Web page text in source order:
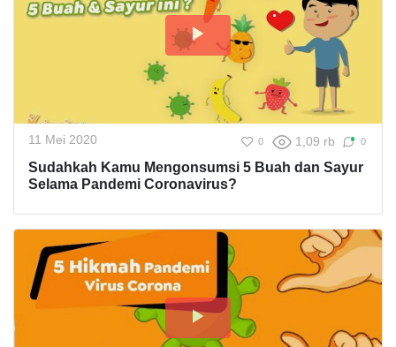
11 Mei 2020 0 1,09 rb 0
Sudahkah Kamu Mengonsumsi 5 Buah dan Sayur
Selama Pandemi Coronavirus?